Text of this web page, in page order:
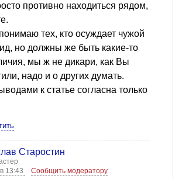
противно находиться рядом,
тех, кто осуждает чужой
но должны же быть какие-то
мы ж не дикари, как Вы
надо и о других думать.
к статье согласна только
Старостин
13:43
Сообщить модератору